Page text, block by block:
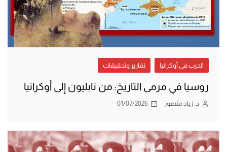
الحرب في أوكرانيا تقارير وتحقيقات
روسيا في مرمى التاريخ: من نابليون إلى أوكرانيا
د. زياد منصور 01/07/2026